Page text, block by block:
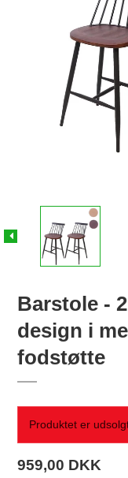
Barstole -
design i
fodstøtte
Produktet er
959,00 DKK